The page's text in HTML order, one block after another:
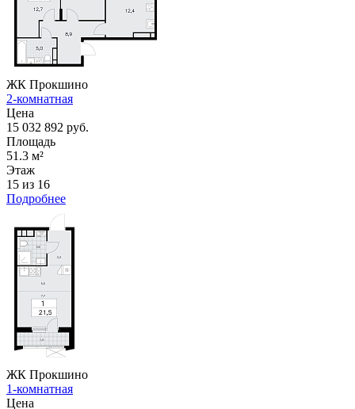
ЖК Прокшино
2-комнатная
Цена
15 032 892 руб.
Площадь
51.3 м²
Этаж
15 из 16
Подробнее
ЖК Прокшино
1-комнатная
Цена